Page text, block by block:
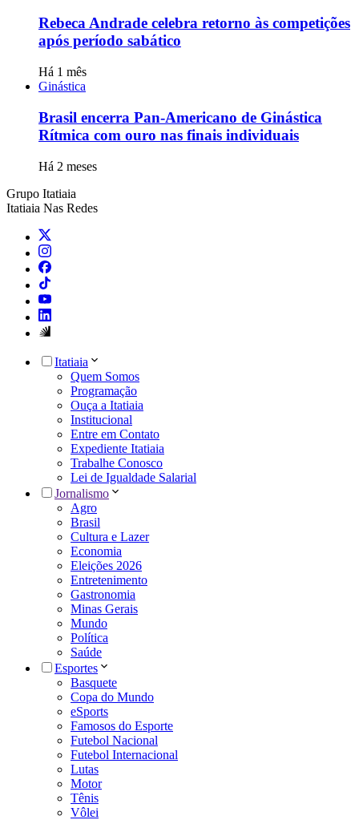
Rebeca Andrade celebra retorno às competições
após período sabático
Há 1 mês
Ginástica
Brasil encerra Pan-Americano de Ginástica
Rítmica com ouro nas finais individuais
Há 2 meses
Grupo Itatiaia
Itatiaia Nas Redes
Itatiaia
Quem Somos
Programação
Ouça a Itatiaia
Institucional
Entre em Contato
Expediente Itatiaia
Trabalhe Conosco
Lei de Igualdade Salarial
Jornalismo
Agro
Brasil
Cultura e Lazer
Economia
Eleições 2026
Entretenimento
Gastronomia
Minas Gerais
Mundo
Política
Saúde
Esportes
Basquete
Copa do Mundo
eSports
Famosos do Esporte
Futebol Nacional
Futebol Internacional
Lutas
Motor
Tênis
Vôlei